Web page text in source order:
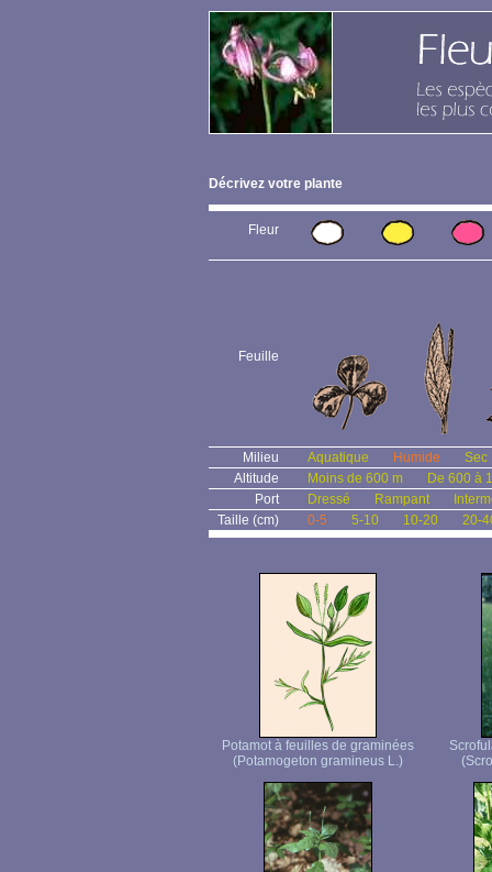
Décrivez votre plante
Fleur
Feuille
Milieu Aquatique Humide
Sec
Altitude
Moins de 600 m
De 600 à
Port
Dressé Rampant
Taille (cm)
0-5 5-10 10-20 20-
Potamot à feuilles de graminées
(Potamogeton gramineus L.)